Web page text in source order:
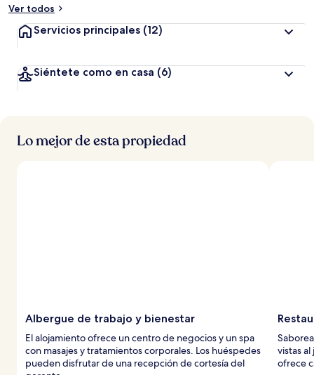
Ver todos
Servicios principales (12)
Siéntete como en casa (6)
Lo mejor de esta propiedad
Albergue de trabajo y bienestar
El alojamiento ofrece un centro de negocios y un spa
con masajes y tratamientos corporales. Los huéspedes
pueden disfrutar de una recepción de cortesía del
vistas
ofrece